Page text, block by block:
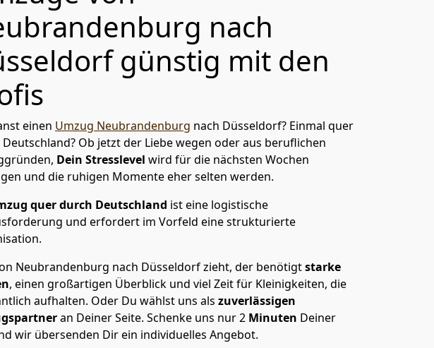
nach
günstig mit den
einen Umzug Neubrandenburg nach Düsseldorf? Einmal quer
Ob jetzt der Liebe wegen oder aus beruflichen
Dein Stresslevel wird für die nächsten Wochen
und die ruhigen Momente eher selten werden.
quer durch Deutschland ist eine logistische
und erfordert im Vorfeld eine strukturierte
Neubrandenburg nach Düsseldorf zieht, der benötigtstarke
, einen großartigen Überblick und viel Zeit für Kleinigkeiten, die
aufhalten. Oder Du wählst uns als zuverlässigen
an Deiner Seite. Schenke uns nur2 Minuten Deiner
wir übersenden Dir ein individuelles Angebot.